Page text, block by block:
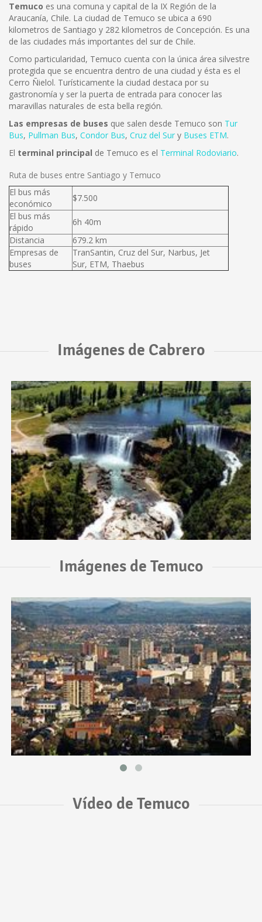
Temuco es una comuna y capital de la IX Región de la
Araucanía, Chile. La ciudad de Temuco se ubica a 690
kilometros de Santiago y 282 kilometros de Concepción. Es una
de las ciudades más importantes del sur de Chile.
Como particularidad, Temuco cuenta con la única área silvestre
protegida que se encuentra dentro de una ciudad y ésta es el
Cerro Ñielol. Turísticamente la ciudad destaca por su
gastronomía y ser la puerta de entrada para conocer las
maravillas naturales de esta bella región.
Las empresas de buses que salen desde Temuco son Tur
Bus, Pullman Bus, Condor Bus, Cruz del Sur y Buses ETM.
El terminal principal de Temuco es el Terminal Rodoviario.
Ruta de buses entre Santiago y Temuco
El bus más
económico
$7.500
El bus más
rápido
6h 40m
Distancia
679.2 km
Empresas de
buses
TranSantin, Cruz del Sur, Narbus, Jet
Sur, ETM, Thaebus
Imágenes de Cabrero
Imágenes de Temuco
Vídeo de Temuco